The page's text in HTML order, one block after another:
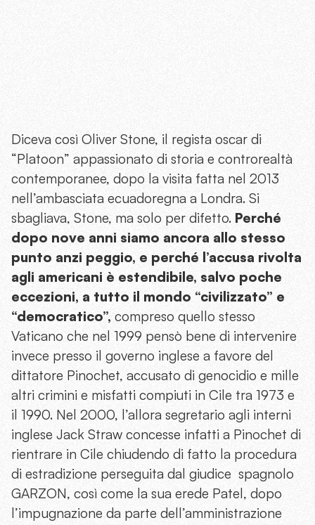
Diceva così Oliver Stone, il regista oscar di
“Platoon” appassionato di storia e controrealtà
contemporanee, dopo la visita fatta nel 2013
nell’ambasciata ecuadoregna a Londra. Si
sbagliava, Stone, ma solo per difetto. Perché
dopo nove anni siamo ancora allo stesso
punto anzi peggio, e perché l’accusa rivolta
agli americani è estendibile, salvo poche
eccezioni, a tutto il mondo “civilizzato” e
“democratico”, compreso quello stesso
Vaticano che nel 1999 pensò bene di intervenire
invece presso il governo inglese a favore del
dittatore Pinochet, accusato di genocidio e mille
altri crimini e misfatti compiuti in Cile tra 1973 e
il 1990. Nel 2000, l’allora segretario agli interni
inglese Jack Straw concesse infatti a Pinochet di
rientrare in Cile chiudendo di fatto la procedura
di estradizione perseguita dal giudice spagnolo
GARZON, così come la sua erede Patel, dopo
l’impugnazione da parte dell’amministrazione